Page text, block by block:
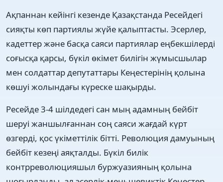
Ақпаннан кейінгі кезенде Қазақстанда Ресейдегі
сияқты көп партиялы жүйе қалыптасты. Эсерлер,
кадеттер және басқа саяси партиялар еңбекшілерді
соғысқа қарсы, бүкіл өкімет билігін жүмысшылар
мен солдаттар депутаттары Кеңестерінің қолына
көшуі жолындағы күреске шақырды.
Ресейде 3-4 шілдедегі сан мың адамның бейбіт
шеруі жаншылғаннан соң саяси жағдай күрт
өзгерді, қос үкіметтілік бітті. Революция дамуының
бейбіт кезеңі аяқталды. Бүкіл билік
контрреволюцияшыл буржуазияның қолына